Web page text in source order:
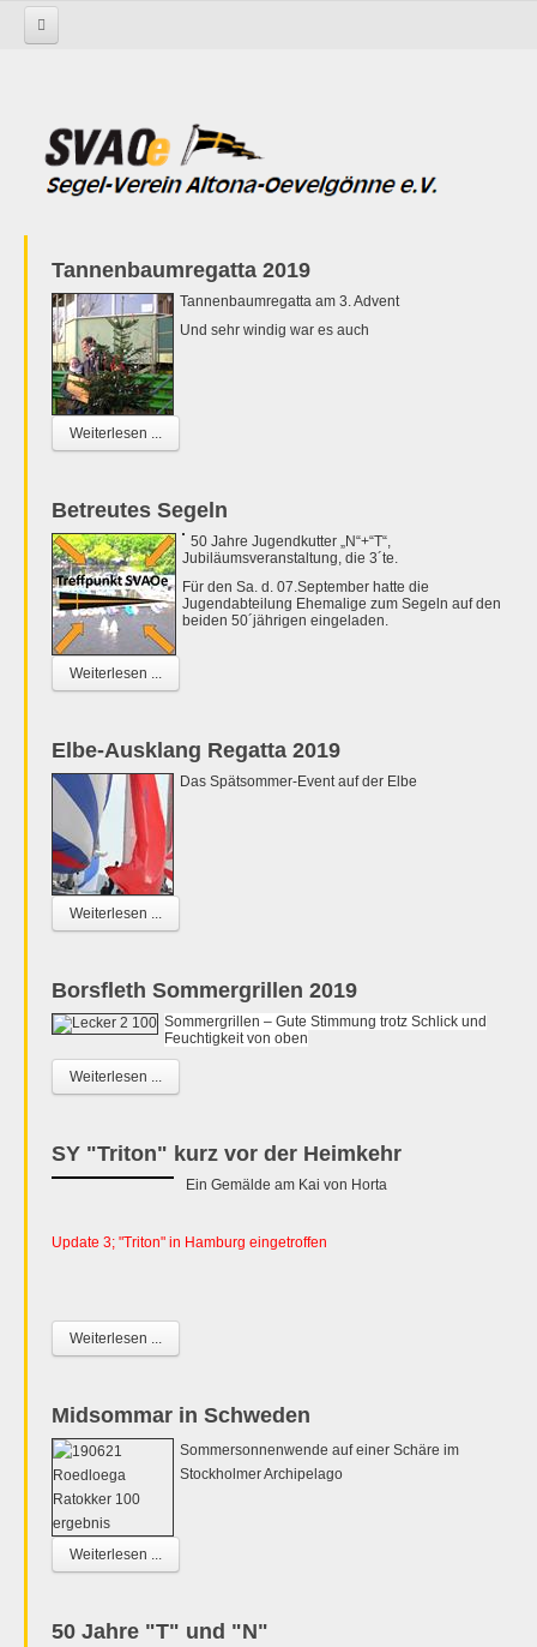
Tannenbaumregatta 2019
Tannenbaumregatta am 3. Advent
Und sehr windig war es auch
Weiterlesen ...
Betreutes Segeln
50 Jahre Jugendkutter „N“+“T“,
Jubiläumsveranstaltung, die 3´te.
Für den Sa. d. 07.September hatte die
Jugendabteilung Ehemalige zum Segeln auf den
beiden 50´jährigen eingeladen.
Weiterlesen ...
Elbe-Ausklang Regatta 2019
Das Spätsommer-Event auf der Elbe
Weiterlesen ...
Borsfleth Sommergrillen 2019
Sommergrillen – Gute Stimmung trotz Schlick und
Feuchtigkeit von oben
Weiterlesen ...
SY "Triton" kurz vor der Heimkehr
Ein Gemälde am Kai von Horta
Update 3; "Triton" in Hamburg eingetroffen
Weiterlesen ...
Midsommar in Schweden
Sommersonnenwende auf einer Schäre im
Stockholmer Archipelago
Weiterlesen ...
50 Jahre "T" und "N"